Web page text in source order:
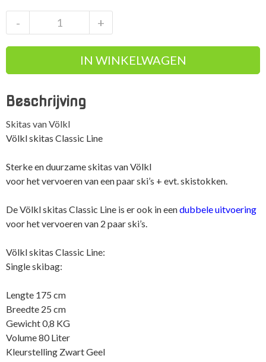
Skitas
Classic
Single
vervoer
een
paar
aantal
+
-
IN WINKELWAGEN
Beschrijving
Skitas van Völkl
Völkl skitas Classic Line
Sterke en duurzame skitas van Völkl
voor het vervoeren van een paar ski’s + evt. skistokken.
De Völkl skitas Classic Line is er ook in eendubbele uitvoering
voor het vervoeren van 2 paar ski’s.
Völkl skitas Classic Line:
Single skibag:
Lengte 175 cm
Breedte 25 cm
Gewicht 0,8 KG
Volume 80 Liter
Kleurstelling Zwart Geel